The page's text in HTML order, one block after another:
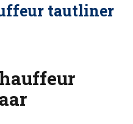
tautliner